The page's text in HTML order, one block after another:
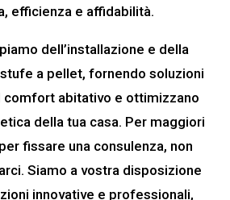
efficienza e affidabilità.
dell’installazione e della
a pellet, fornendo soluzioni
comfort abitativo e ottimizzano
della tua casa. Per maggiori
fissare una consulenza, non
Siamo a vostra disposizione
innovative e professionali,